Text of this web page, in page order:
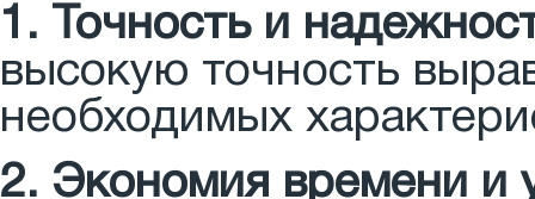
1. Точность и
высокую точность
необходимых
2. Экономия времени и